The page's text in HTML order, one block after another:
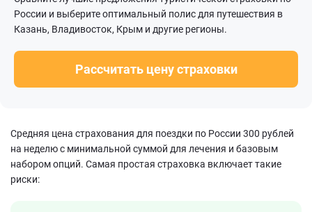
России и выберите оптимальный полис для путешествия в
Казань, Владивосток, Крым и другие регионы.
Рассчитать цену страховки
Средняя цена страхования для поездки по России 300 рублей
на неделю с минимальной суммой для лечения и базовым
набором опций. Самая простая страховка включает такие
риски: